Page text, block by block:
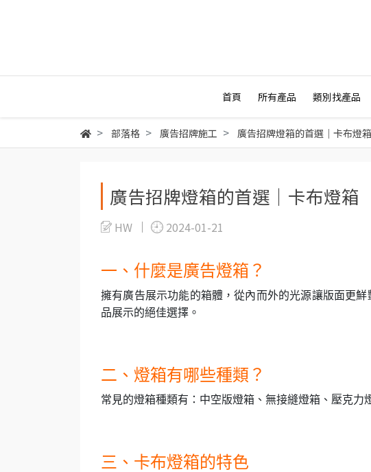
首頁 所有產品 類別找產品
部落格 廣告招牌施工 廣告招牌燈箱的首選｜卡布燈箱
廣告招牌燈箱的首選｜卡布燈箱
HW 2024-01-21
一、什麼是廣告燈箱？
擁有廣告展示功能的箱體，從內而外的光源讓版面更
品展示的絕佳選擇。
二、燈箱有哪些種類？
常見的燈箱種類有：中空版燈箱、無接縫燈箱、壓克力
三、卡布燈箱的特色